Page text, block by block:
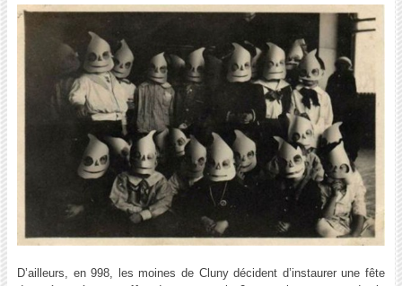
D’ailleurs, en 998, les moines de Cluny décident d’instaurer une fête